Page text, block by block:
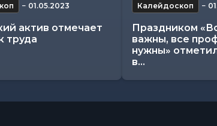
− 01.05.2023
актив отмечает
труда
Калейдоскоп −
Праздником
важны, все
нужны»
в...